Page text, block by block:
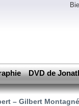
DVD de
– Gilbert